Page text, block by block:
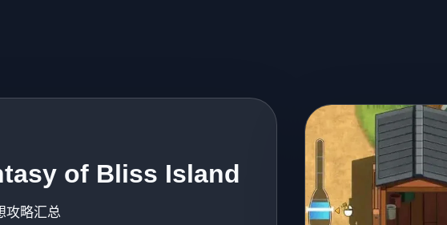
of Bliss Island
攻略汇总